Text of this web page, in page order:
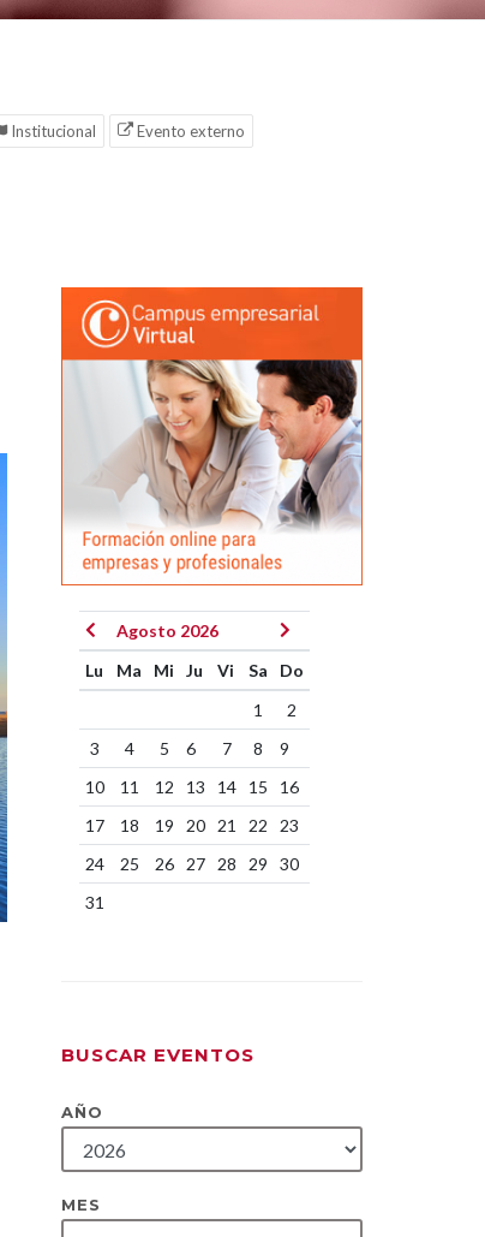
Institucional
Evento externo
Agosto 2026
Lu
Ma Mi Ju Vi Sa
Do
1
2
3
4 5 6 7 8
9
10
11 12 13 14 15
16
17
18 19 20 21 22
23
24
25 26 27 28 29
30
31
BUSCAR EVENTOS
AÑO
MES